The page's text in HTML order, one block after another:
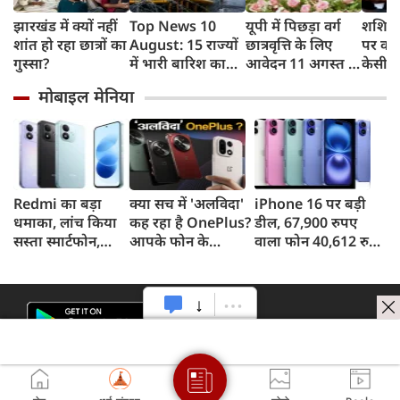
झारखंड में क्यों नहीं
शांत हो रहा छात्रों का
गुस्सा?
Top News 10
August: 15 राज्यों
में भारी बारिश का
आज छात्रों का
विधानसभा मार्च
यूपी में पिछड़ा वर्ग
छात्रवृत्ति के लिए
आवेदन 11 अगस्त से,
तिथि, योगी सरकार में
छात्रों को मिला
मजबूत सहारा
शशि
पर
केसी
ने
मोबाइल मेनिया
Redmi का बड़ा
धमाका, लांच किया
सस्ता स्मार्टफोन,
क्या सच में 'अलविदा'
कह रहा है OnePlus?
आपके फोन के
iPhone 16 पर बड़ी
डील, 67,900 रुपए
वाला फोन 40,612 रुपए